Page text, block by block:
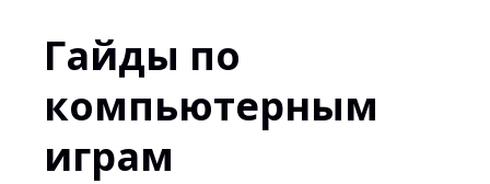
Гайды по
компьютерным
играм